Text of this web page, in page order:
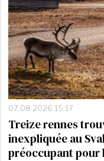
07.08.2026 15:17
Treize rennes
inexpliquée au
préoccupant pour